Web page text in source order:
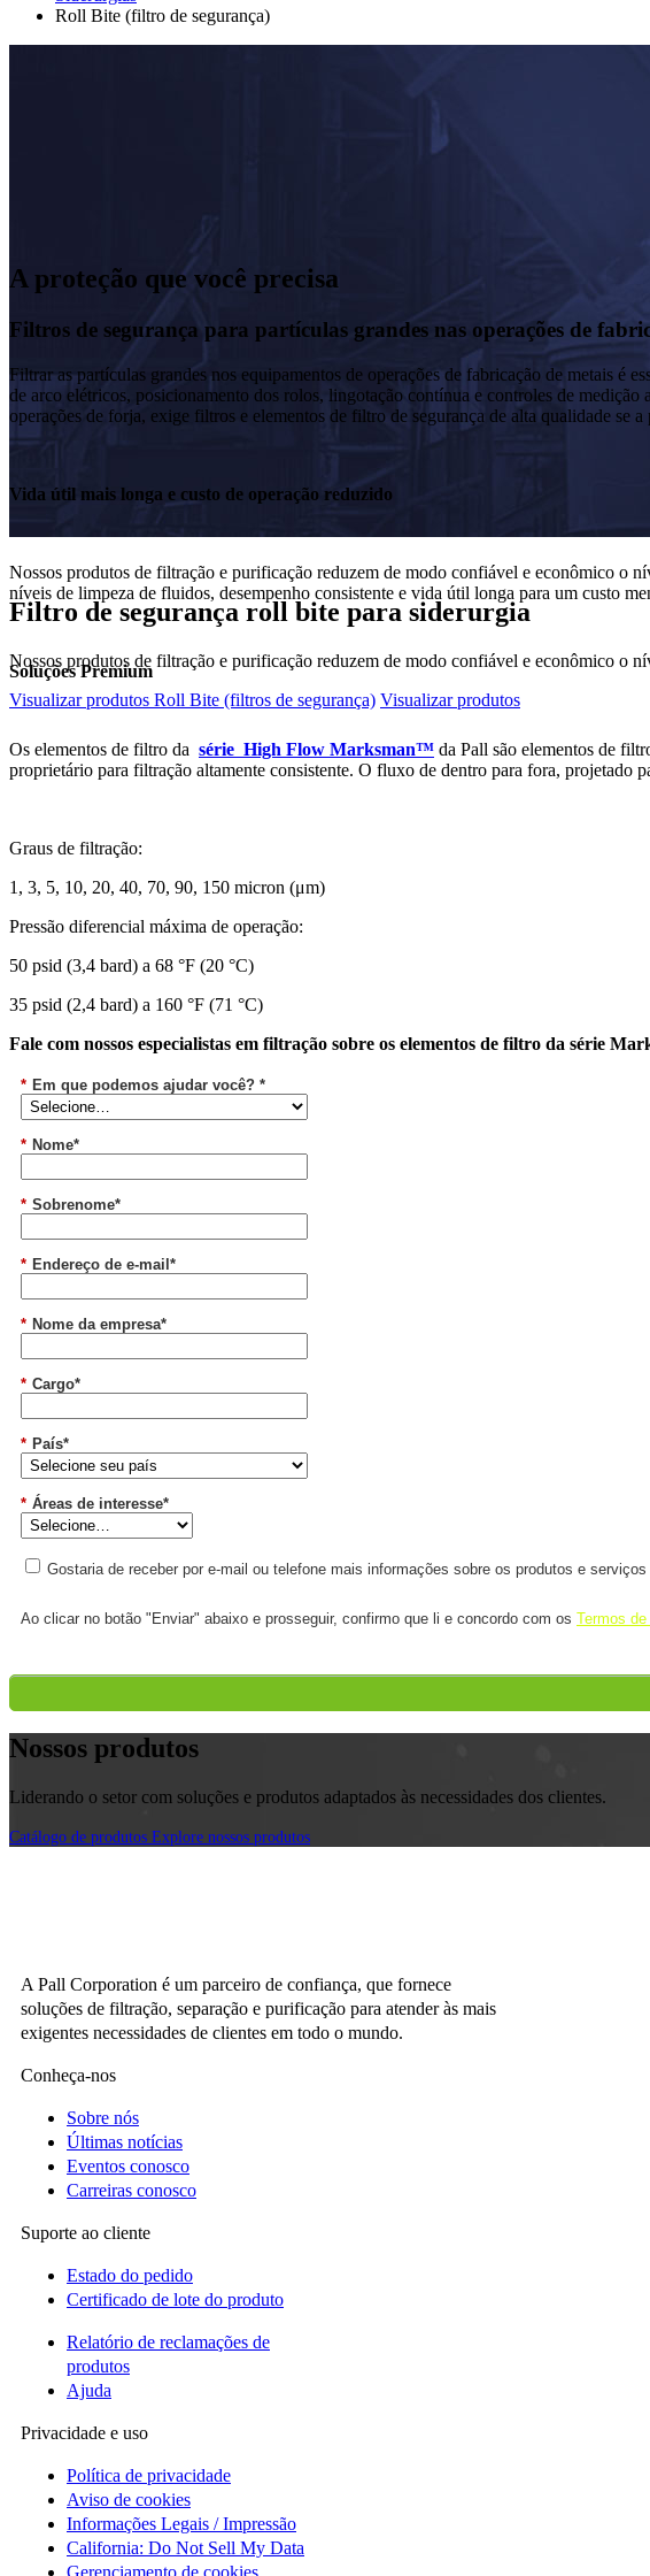
Roll Bite (filtro de segurança)
Filtro de segurança roll bite para siderurgia
Nossos produtos de filtração e purificação reduzem de modo confiável e econômico o
Visualizar produtos Roll Bite (filtros de segurança) Visualizar produtos
A proteção que você precisa
Filtros de segurança para partículas grandes nas operações de
Filtrar as partículas grandes nos equipamentos de operações de fabricação de metais é
de arco elétricos, posicionamento dos rolos, lingotação contínua e controles de
operações de forja, exige filtros e elementos de filtro de segurança de alta qualidade
Vida útil mais longa e custo de operação reduzido
Nossos produtos de filtração e purificação reduzem de modo confiável e econômico o
níveis de limpeza de fluidos, desempenho consistente e vida útil longa para um custo
Soluções Premium
Os elementos de filtro da série High Flow Marksman™ da Pall são elementos de
proprietário para filtração altamente consistente. O fluxo de dentro para fora, projetado
Graus de filtração:
1, 3, 5, 10, 20, 40, 70, 90, 150 micron (μm)
Pressão diferencial máxima de operação:
50 psid (3,4 bard) a 68 °F (20 °C)
35 psid (2,4 bard) a 160 °F (71 °C)
Fale com nossos especialistas em filtração sobre os elementos de filtro da série
* Em que podemos ajudar você? *
* Nome*
* Sobrenome*
* Endereço de e-mail*
* Nome da empresa*
* Cargo*
* País*
* Áreas de interesse*
Gostaria de receber por e-mail ou telefone mais informações sobre os produtos e
Ao clicar no botão "Enviar" abaixo e prosseguir, confirmo que li e concordo com os Termos
Nossos produtos
Liderando o setor com soluções e produtos adaptados às necessidades dos clientes.
Catálogo de produtos Explore nossos produtos
A Pall Corporation é um parceiro de confiança, que fornece
soluções de filtração, separação e purificação para atender às mais
exigentes necessidades de clientes em todo o mundo.
Conheça-nos
Sobre nós
Últimas notícias
Eventos conosco
Carreiras conosco
Suporte ao cliente
Estado do pedido
Certificado de lote do produto
Relatório de reclamações de
produtos
Ajuda
Privacidade e uso
Política de privacidade
Aviso de cookies
Informações Legais / Impressão
California: Do Not Sell My Data